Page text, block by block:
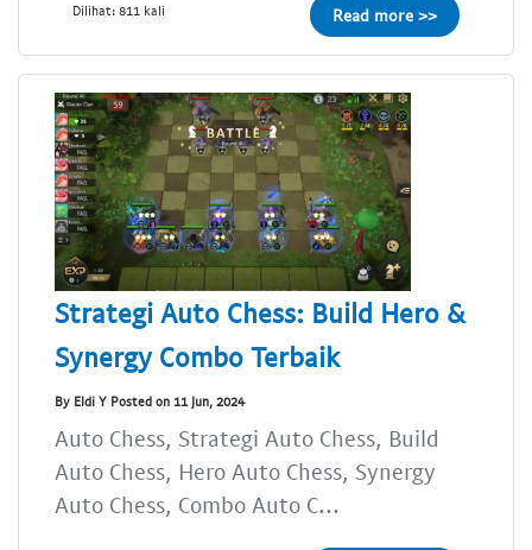
Dilihat: 811 kali Read more >>
Strategi Auto Chess: Build Hero &
Synergy Combo Terbaik
By Eldi Y Posted on 11 Jun, 2024
Auto Chess, Strategi Auto Chess, Build
Auto Chess, Hero Auto Chess, Synergy
Auto Chess, Combo Auto C...